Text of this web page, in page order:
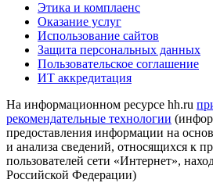
Этика и комплаенс
Оказание услуг
Использование сайтов
Защита персональных данных
Пользовательское соглашение
ИТ аккредитация
На информационном ресурсе hh.ru
рекомендательные технологии
предоставления информации на
и анализа сведений, относящихся к
пользователей сети «Интернет»,
Российской Федерации)